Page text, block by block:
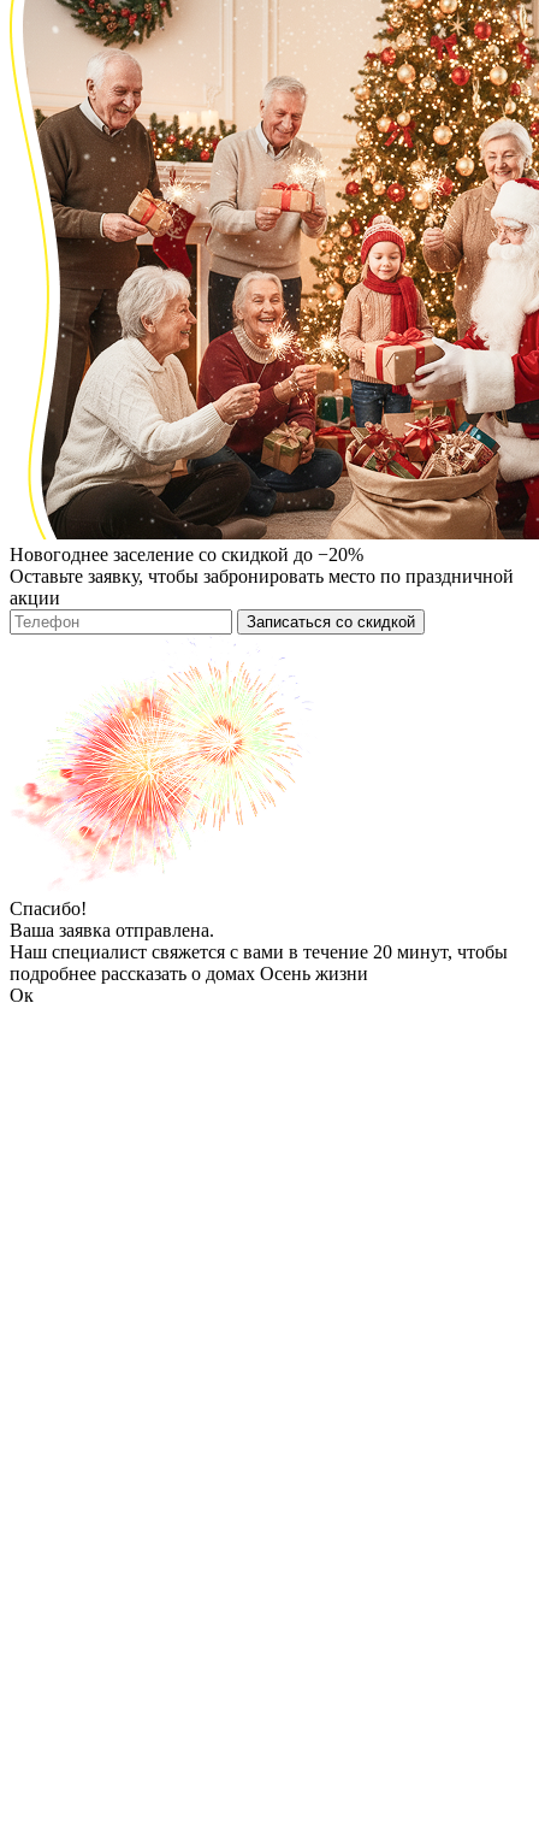
Новогоднее заселение со скидкой до −20%
Оставьте заявку, чтобы забронировать место по праздничной
акции
Записаться со скидкой
Спасибо!
Ваша заявка отправлена.
Наш специалист свяжется с вами в течение 20 минут, чтобы
подробнее рассказать о домах Осень жизни
Ок